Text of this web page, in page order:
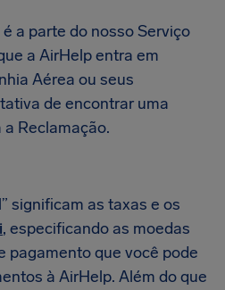
a parte do nosso Serviço
a AirHelp entra em
Aérea ou seus
de encontrar uma
Reclamação.
significam as taxas e os
, especificando as moedas
pagamento que você pode
à AirHelp. Além do que